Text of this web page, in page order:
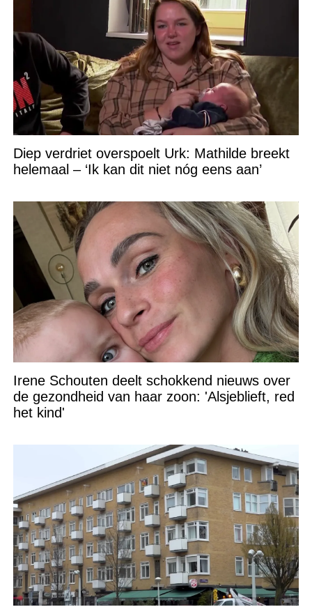
Diep verdriet overspoelt Urk: Mathilde breekt
helemaal – ‘Ik kan dit niet nóg eens aan’
Irene Schouten deelt schokkend nieuws over
de gezondheid van haar zoon: 'Alsjeblieft, red
het kind'